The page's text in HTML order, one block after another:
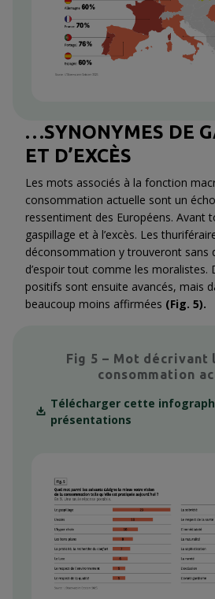
…SYNONYMES DE
ET D’EXCÈS
Les mots associés à la fonction
consommation actuelle sont un
ressentiment des Européens. Avant
gaspillage et à l’excès. Les
déconsommation y trouveront sans
d’espoir tout comme les moralistes.
positifs sont ensuite avancés, mais
beaucoup moins affirmées (Fig. 5).
Fig 5 – Mot décrivant
consommation
Télécharger cette
présentations